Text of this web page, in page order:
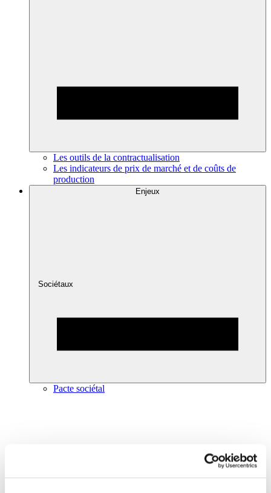
Les outils de la contractualisation
Les indicateurs de prix de marché et de coûts de
production
Enjeux
Sociétaux
Pacte sociétal